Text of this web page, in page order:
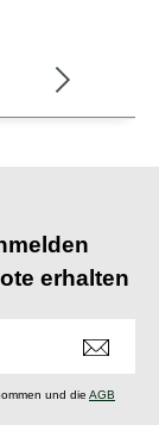
erhalten
und die AGB